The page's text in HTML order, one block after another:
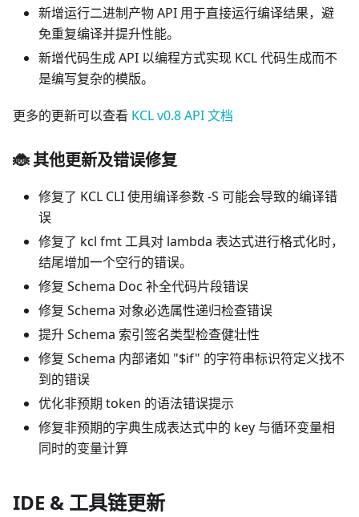
新增运行二进制产物 API 用于直接运行编译结果，避
免重复编译并提升性能。
新增代码生成 API 以编程方式实现 KCL 代码生成而不
是编写复杂的模版。
更多的更新可以查看 KCL v0.8 API 文档
🐞 其他更新及错误修复
修复了 KCL CLI 使用编译参数 -S 可能会导致的编译错
误
修复了 kcl fmt 工具对 lambda 表达式进行格式化时，
结尾增加一个空行的错误。
修复 Schema Doc 补全代码片段错误
修复 Schema 对象必选属性递归检查错误
提升 Schema 索引签名类型检查健壮性
修复 Schema 内部诸如 "$if" 的字符串标识符定义找不
到的错误
优化非预期 token 的语法错误提示
修复非预期的字典生成表达式中的 key 与循环变量相
同时的变量计算
IDE & 工具链更新